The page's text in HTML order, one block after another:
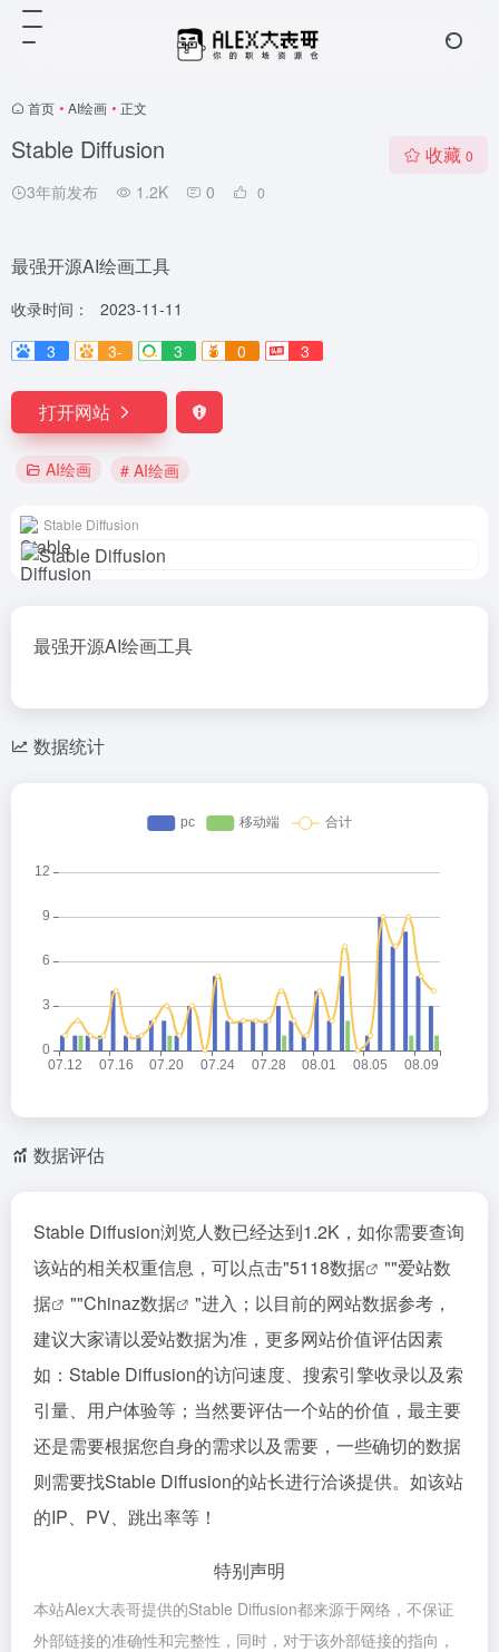
首页 • AI绘画 • 正文
Stable Diffusion
3年前发布 1.2K 0 0
收藏 0
最强开源AI绘画工具
收录时间：
2023-11-11
3
3- 3 0 3
打开网站
AI绘画 # AI绘画
Stable Diffusion
最强开源AI绘画工具
数据统计
数据评估
Stable Diffusion浏览人数已经达到1.2K，如你需要查询
该站的相关权重信息，可以点击"5118数据 ""爱站数
据
""Chinaz数据
"进入；以目前的网站数据参考，
建议大家请以爱站数据为准，更多网站价值评估因素
如：Stable Diffusion的访问速度、搜索引擎收录以及索
引量、用户体验等；当然要评估一个站的价值，最主要
还是需要根据您自身的需求以及需要，一些确切的数据
则需要找Stable Diffusion的站长进行洽谈提供。如该站
的IP、PV、跳出率等！
特别声明
本站Alex大表哥提供的Stable Diffusion都来源于网络，不保证
外部链接的准确性和完整性，同时，对于该外部链接的指向，